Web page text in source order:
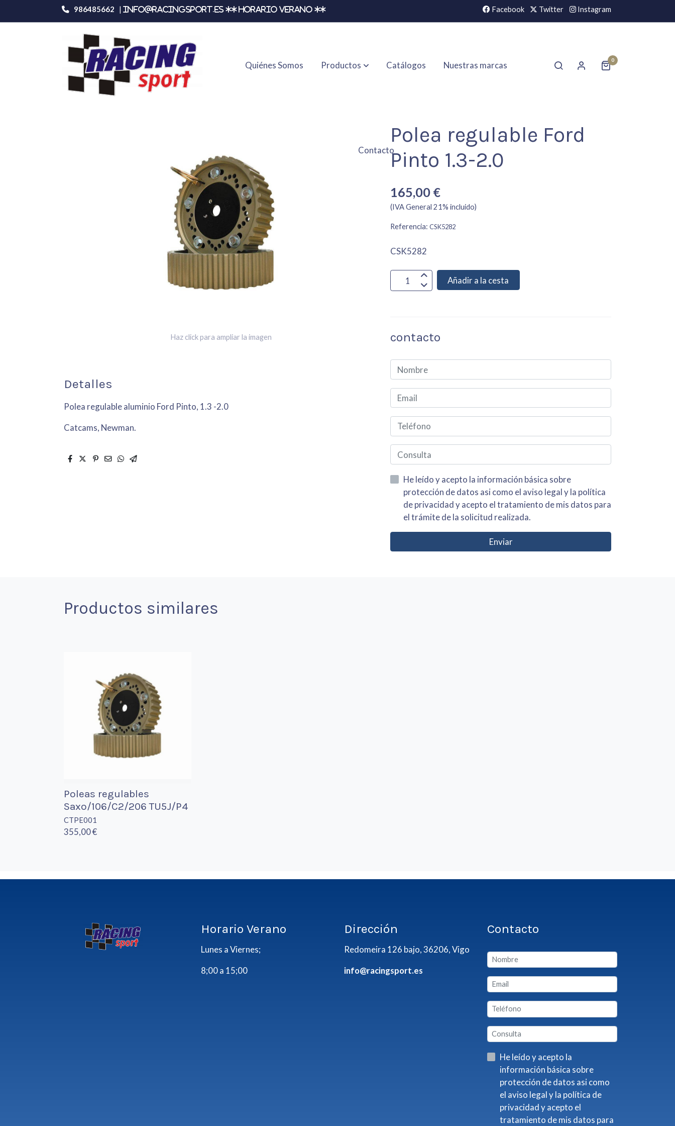
986485662 | info@racingsport.es ** HORARIO VERANO ** Facebook Twitter Instagram
Quiénes Somos Productos Catálogos Nuestras marcas
Contacto
0
Productos Polea regulable Ford Pinto 1.3-2.0
Haz click para ampliar la imagen
Detalles
Polea regulable aluminio Ford Pinto, 1.3 -2.0
Catcams, Newman.
Polea regulable Ford
Pinto 1.3-2.0
165,00 €
(IVA General 21% incluido)
Referencia:CSK5282
CSK5282
Añadir a la cesta
contacto
He leído y acepto la información básica sobre
protección de datos asi como el aviso legal y la política
de privacidad y acepto el tratamiento de mis datos para
el trámite de la solicitud realizada.
Enviar
Productos similares
Poleas regulables
Saxo/106/C2/206 TU5J/P4
CTPE001
355,00 €
Horario Verano
Lunes a Viernes;
8;00 a 15;00
Dirección
Redomeira 126 bajo, 36206, Vigo
info@racingsport.es
Contacto
He leído y acepto la
información básica sobre
protección de datos asi como
el aviso legal y la política de
privacidad y acepto el
tratamiento de mis datos para